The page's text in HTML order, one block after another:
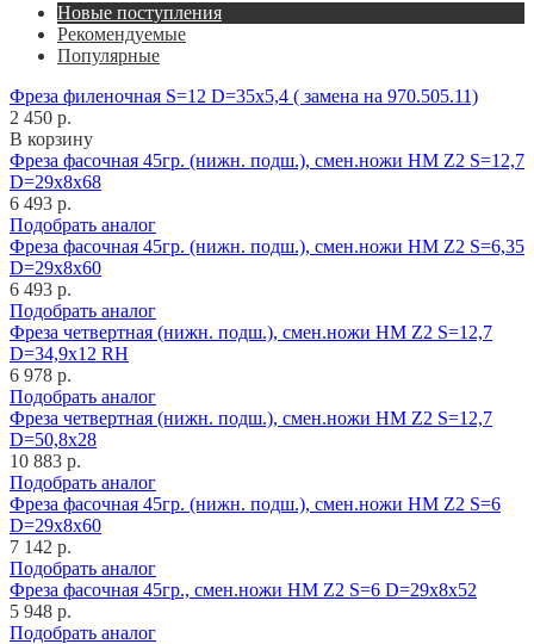
Новые поступления
Рекомендуемые
Популярные
Фреза филеночная S=12 D=35x5,4 ( замена на 970.505.11)
2 450 р.
В корзину
Фреза фасочная 45гр. (нижн. подш.), смен.ножи HM Z2 S=12,7
D=29x8x68
6 493 р.
Подобрать аналог
Фреза фасочная 45гр. (нижн. подш.), смен.ножи HM Z2 S=6,35
D=29x8x60
6 493 р.
Подобрать аналог
Фреза четвертная (нижн. подш.), смен.ножи HM Z2 S=12,7
D=34,9x12 RH
6 978 р.
Подобрать аналог
Фреза четвертная (нижн. подш.), смен.ножи HM Z2 S=12,7
D=50,8x28
10 883 р.
Подобрать аналог
Фреза фасочная 45гр. (нижн. подш.), смен.ножи HM Z2 S=6
D=29x8x60
7 142 р.
Подобрать аналог
Фреза фасочная 45гр., смен.ножи HM Z2 S=6 D=29x8x52
5 948 р.
Подобрать аналог